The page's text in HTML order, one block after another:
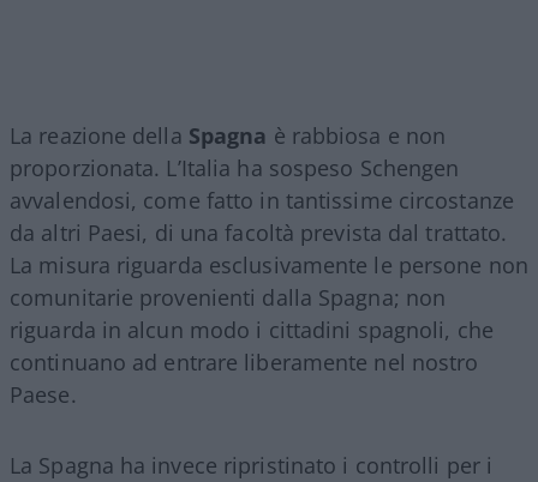
La reazione della Spagna è rabbiosa e non
proporzionata. L’Italia ha sospeso Schengen
avvalendosi, come fatto in tantissime circostanze
da altri Paesi, di una facoltà prevista dal trattato.
La misura riguarda esclusivamente le persone non
comunitarie provenienti dalla Spagna; non
riguarda in alcun modo i cittadini spagnoli, che
continuano ad entrare liberamente nel nostro
Paese.
La Spagna ha invece ripristinato i controlli per i